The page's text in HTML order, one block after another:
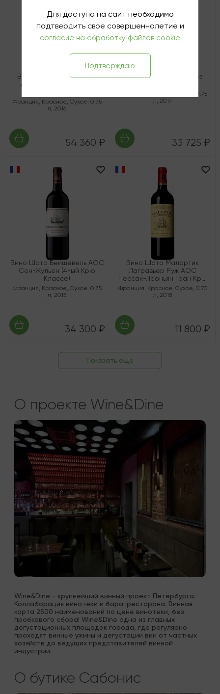
Вино Шато Понте-Кане
AOC Пойяк (5-ый Крю
Франция, Красное, Сухое, 0.75
л, 2016
54 360 ₽
Вино Шато Грюо Лароз
0.75
л, 2017
33 725 ₽
Вино Шато Бейшевель AOC
Сен-Жульен (4-ый Крю
Классе)
Франция, Красное, Сухое, 0.75
л, 2015
34 300 ₽
Вино Шато Малартик
Лагравьер Руж AOC
Пессак-Леоньян Гран Крю
Классе
Франция, Красное, Сухое, 0.75
л, 2018
11 800 ₽
Показать еще
О проекте Wine&Dine
Wine&Dine - крупнейший винный проект Петербурга.
Коллаборация винотеки и бара-ресторана. Винная
карта 2500 наименований по цене винотеки, без
пробкового сбора! Wine&Dine одна из главных
дегустационных площадок города, где регулярно
проходят винные ужины и дегустации вин от частных
хозяйств до ведущих представителей винной
индустрии.
О бутике Сабонис
Для доступа на сайт необходимо
подтвердить свое совершеннолетие и
согласие на обработку файлов cookie
Подтверждаю